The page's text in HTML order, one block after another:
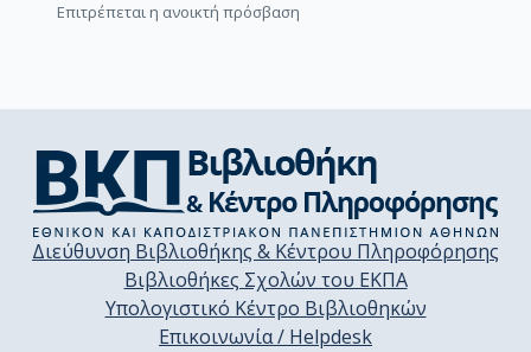
Επιτρέπεται η ανοικτή πρόσβαση
Διεύθυνση Βιβλιοθήκης & Κέντρου Πληροφόρησης
Βιβλιοθήκες Σχολών του ΕΚΠΑ
Υπολογιστικό Κέντρο Βιβλιοθηκών
Επικοινωνία / Helpdesk